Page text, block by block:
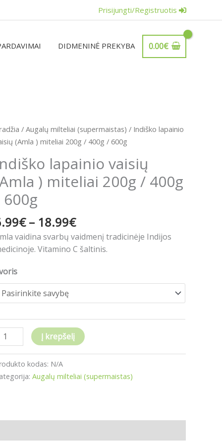
Prisijungti/Registruotis
DIDMENINĖ PREKYBA 0.00€
/Augalų milteliai (supermaistas) / Indiško lapainio
(Amla ) miteliai 200g / 400g / 600g
lapainio vaisių
) miteliai 200g / 400g
€ – 18.99€
Price
range:
through
18.99€
vaidina svarbų vaidmenį tradicinėje Indijos
Vitamino C šaltinis.
lapainio
Į krepšelį
kodas: N/A
Augalų milteliai (supermaistas)